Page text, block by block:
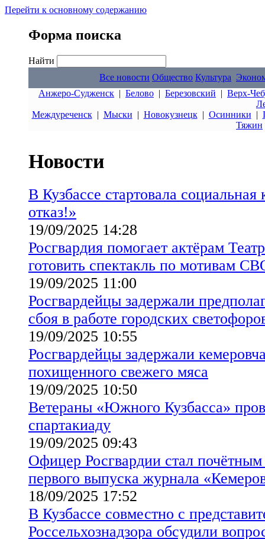
Перейти к основному содержанию
Форма поиска
Найти
Все новости Общество Культура
Анжеро-Судженск | Белово | Березовский | Верх-
Междуреченск| Мыски | Новокузнецк| Осинники |
Тяжин
Новости
В Кузбассе стартовала
отказ!»
19/09/2025 14:28
Росгвардия помогает актёрам
готовить спектакль по мотивам
19/09/2025 11:00
Росгвардейцы задержали
сбоя в работе городских
19/09/2025 10:55
Росгвардейцы задержали
похищенного свежего мяса
19/09/2025 10:50
Ветераны «Южного Кузбасса»
спартакиаду
19/09/2025 09:43
Офицер Росгвардии стал почётным
первого выпуска журнала
18/09/2025 17:52
В Кузбассе совместно с
Россельхознадзора обсудили